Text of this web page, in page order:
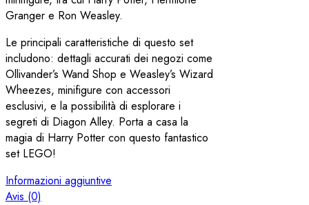
Granger e Ron Weasley.
Le principali caratteristiche di questo set
includono: dettagli accurati dei negozi come
Ollivander’s Wand Shop e Weasley’s Wizard
Wheezes, minifigure con accessori
esclusivi, e la possibilità di esplorare i
segreti di Diagon Alley. Porta a casa la
magia di Harry Potter con questo fantastico
set LEGO!
Informazioni aggiuntive
Avis (0)